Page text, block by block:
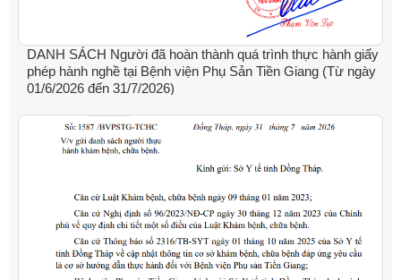
DANH SÁCH Người đã hoàn thành quá trình thực hành giấy
phép hành nghề tại Bệnh viện Phụ Sản Tiền Giang (Từ ngày
01/6/2026 đến 31/7/2026)